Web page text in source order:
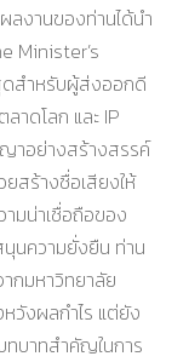
ลงานของท่านได้นำ
Minister’s
สำหรับผู้ส่งออกดี
าดโลก และ IP
าอย่างสร้างสรรค์
ยสร้างชื่อเสียงให้
ามน่าเชื่อถือของ
นความยั่งยืน ท่าน
กมหาวิทยาลัย
วังผลกำไร แต่ยัง
ทบาทสำคัญในการ